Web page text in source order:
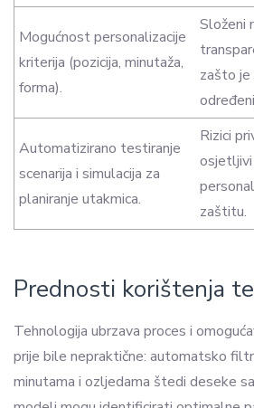
Mogućnost personalizacije
kriterija (pozicija, minutaža,
forma).
Složeni
zašto
Automatizirano testiranje
scenarija i simulacija za
planiranje utakmica.
Rizici
osjetljivi
zaštitu.
Prednosti korištenja
Tehnologija ubrzava proces i
prije bile nepraktične: automatsko
minutama i ozljedama štedi deseke